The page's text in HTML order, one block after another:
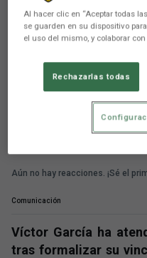
contento de
club"
El valenciano se
tras coincidir con él
Aún no hay reacciones. ¡Sé el
Comunicación
Víctor García ha
tras formalizar su
Al hacer clic en “Aceptar todas
se guarden en su dispositivo
el uso del mismo, y colaborar
Rechazarlas todas